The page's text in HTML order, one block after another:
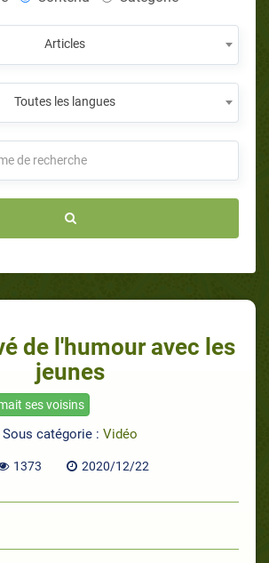
Articles
Toutes les langues
de l'humour avec les
jeunes
ses voisins
Sous catégorie : Vidéo
1373 2020/12/22